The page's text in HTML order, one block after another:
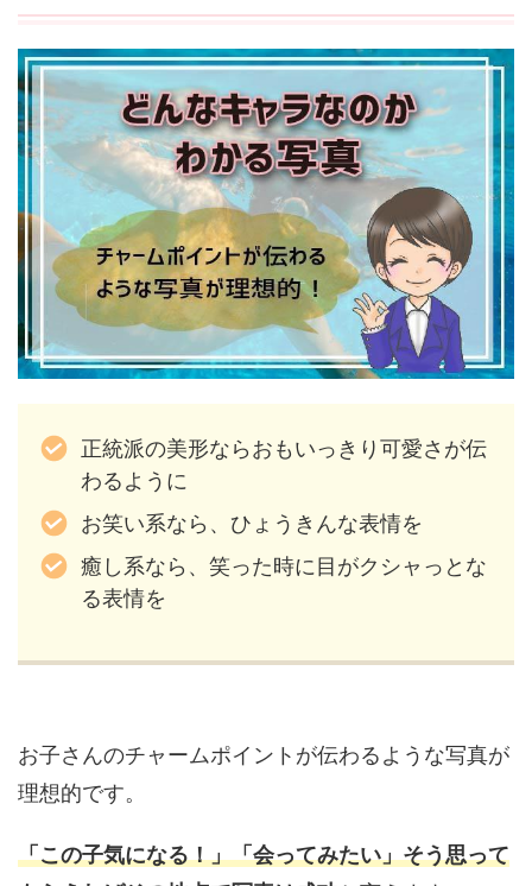
正統派の美形ならおもいっきり可愛さが伝
わるように
お笑い系なら、ひょうきんな表情を
癒し系なら、笑った時に目がクシャっとな
る表情を
お子さんのチャームポイントが伝わるような写真が
理想的です。
「この子気になる！」「会ってみたい」そう思って